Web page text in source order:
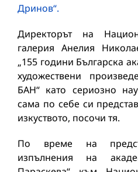
Дринов“.
Директорът на
галерия Анелия
„155 години Българска
художествени
БАН“ като сериозно
сама по себе си
изкуството, посочи тя.
По време на
изпълнения на